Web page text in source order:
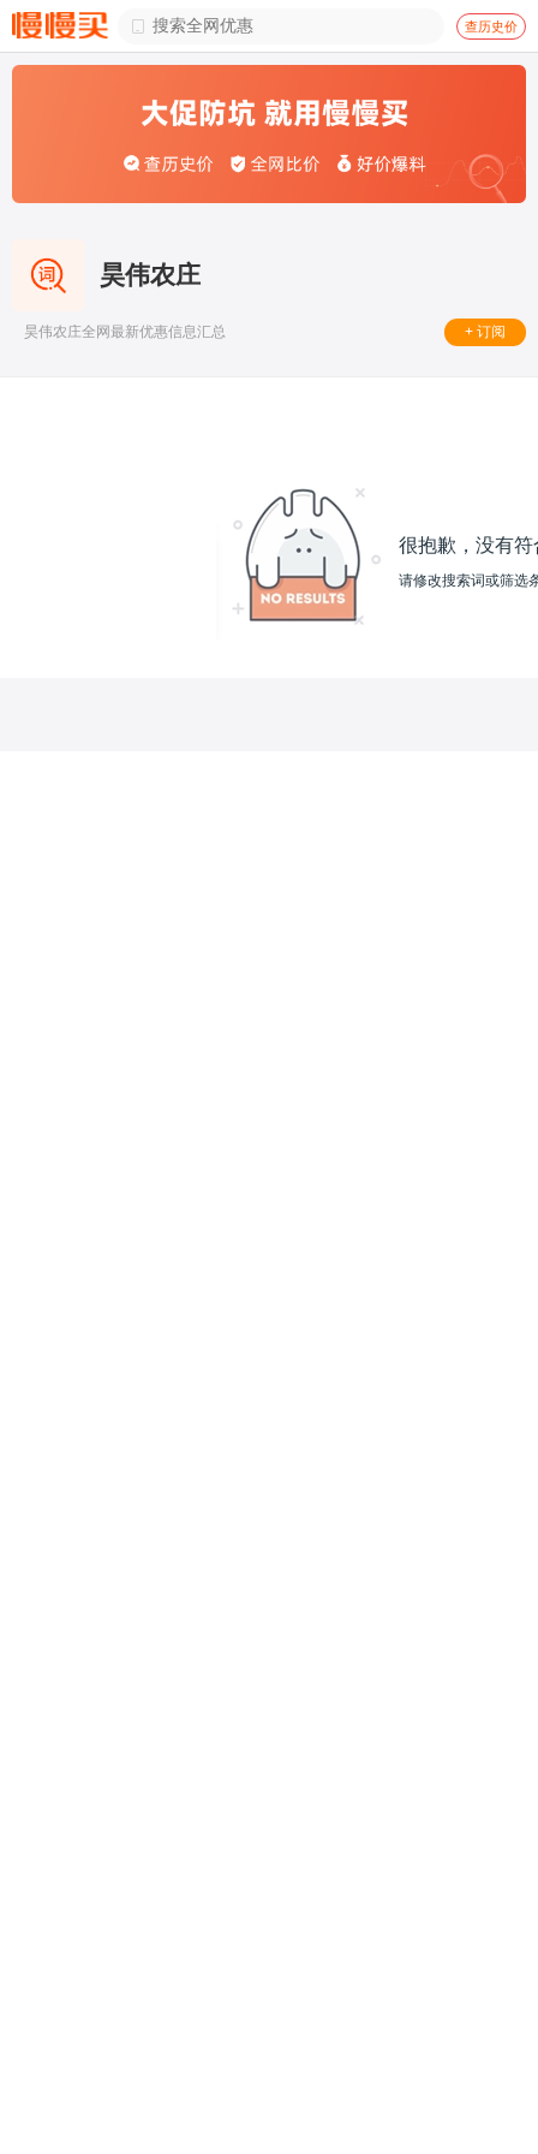
 查历史价
昊伟农庄
昊伟农庄全网最新优惠信息汇总 + 订阅
很抱歉，没有
请修改搜索词或筛选